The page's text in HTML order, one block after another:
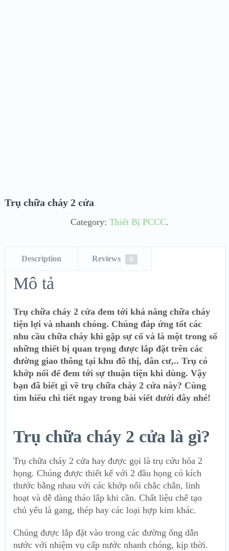
Trụ chữa cháy 2 cửa
Category: Thiết Bị PCCC.
Description Reviews 0
Mô tả
Trụ chữa cháy 2 cửa đem tới khả năng chữa cháy
tiện lợi và nhanh chóng. Chúng đáp ứng tốt các
nhu cầu chữa cháy khi gặp sự cố và là một trong số
những thiết bị quan trọng được lắp đặt trên các
đường giao thông tại khu đô thị, dân cư,.. Trụ có
khớp nối để đem tới sự thuận tiện khi dùng. Vậy
bạn đã biết gì về trụ chữa cháy 2 cửa này? Cùng
tìm hiểu chi tiết ngay trong bài viết dưới đây nhé!
Trụ chữa cháy 2 cửa là gì?
Trụ chữa cháy 2 cửa hay được gọi là trụ cứu hỏa 2
họng. Chúng được thiết kế với 2 đầu họng có kích
thước bằng nhau với các khớp nối chắc chắn, linh
hoạt và dễ dàng tháo lắp khi cần. Chất liệu chế tạo
chủ yếu là gang, thép hay các loại hợp kim khác.
Chúng được lắp đặt vào trong các đường ống dẫn
nước với nhiệm vụ cấp nước nhanh chóng, kịp thời.